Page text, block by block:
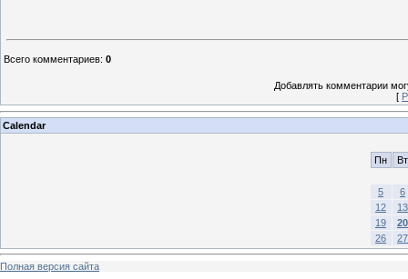
Всего комментариев: 0
Добавлять комментарии
[
Calendar
Пн Вт
5
6
12
13
19
20
26
27
Полная версия сайта